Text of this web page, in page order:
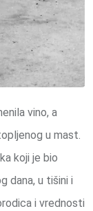
vino, a
u mast.
koji je bio
dana, u tišini i
i vrednosti